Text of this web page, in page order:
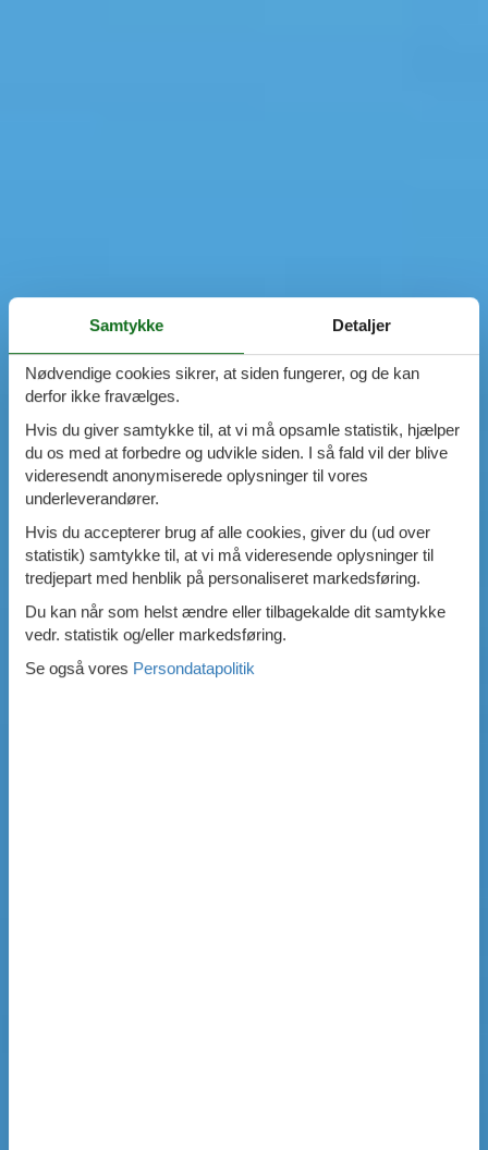
Samtykke Detaljer
Nødvendige cookies sikrer, at siden fungerer, og de kan
derfor ikke fravælges.
Hvis du giver samtykke til, at vi må opsamle statistik, hjælper
du os med at forbedre og udvikle siden. I så fald vil der blive
videresendt anonymiserede oplysninger til vores
underleverandører.
Hvis du accepterer brug af alle cookies, giver du (ud over
statistik) samtykke til, at vi må videresende oplysninger til
tredjepart med henblik på personaliseret markedsføring.
Du kan når som helst ændre eller tilbagekalde dit samtykke
vedr. statistik og/eller markedsføring.
Se også vores Persondatapolitik